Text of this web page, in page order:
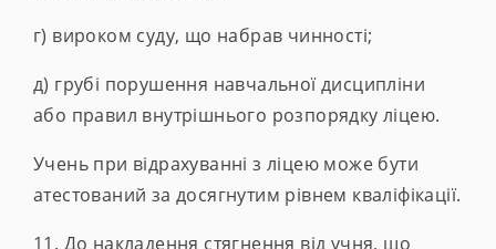
г) вироком суду, що набрав чинності;
д) грубі порушення навчальної дисципліни
або правил внутрішнього розпорядку ліцею.
Учень при відрахуванні з ліцею може бути
атестований за досягнутим рівнем кваліфікації.
11. До накладення стягнення від учня, що